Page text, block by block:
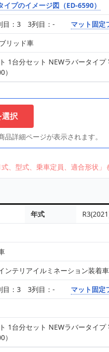
プのイメージ図（ED-6590）
目：3 3列目：- マット固定
リッド車
1台分セット NEWラバータイ
択
品詳細ページが表示されます。
、型式、乗車定員、適合形状」
年式
ンテリアイルミネーション装着
目：3 3列目：- マット固定
1台分セット NEWラバータイ